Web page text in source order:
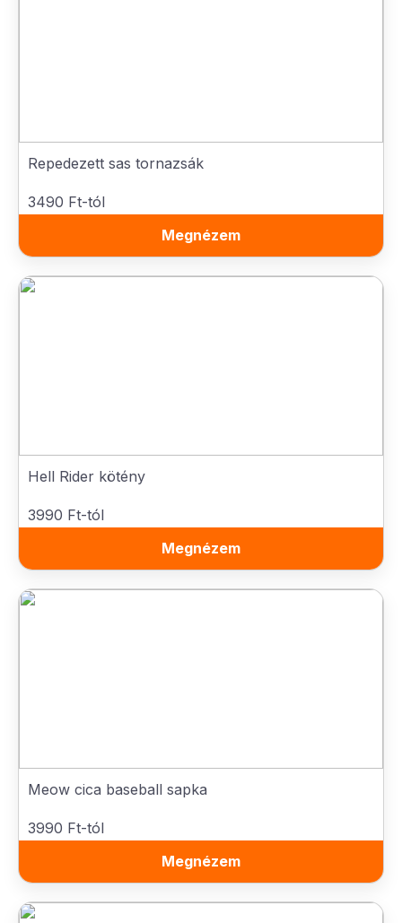
Repedezett sas tornazsák
3490 Ft-tól
Megnézem
Hell Rider kötény
3990 Ft-tól
Megnézem
Meow cica baseball sapka
3990 Ft-tól
Megnézem